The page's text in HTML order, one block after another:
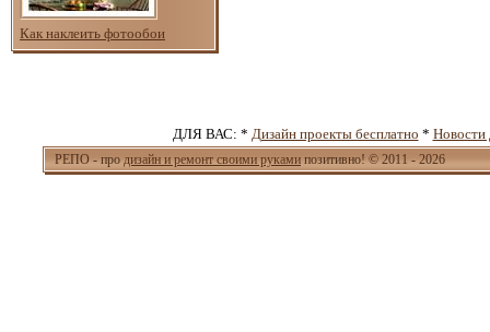
Как наклеить фотообои
ДЛЯ ВАС: * Дизайн проекты бесплатно * Новости
РЕПО - про дизайн и ремонт своими руками позитивно! © 2011 - 2026